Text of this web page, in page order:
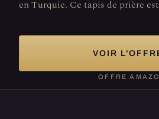
en Turquie. Ce tapis de prière
VOIR
OFFRE